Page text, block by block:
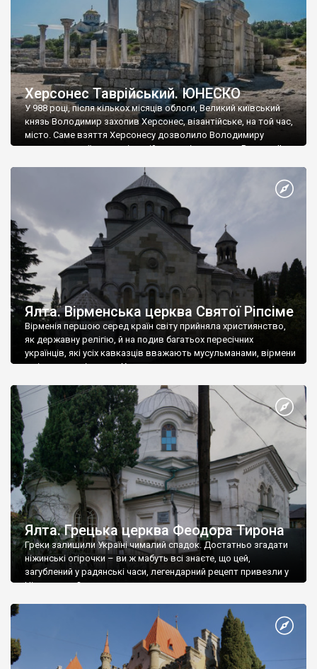
Херсонес Таврійський. ЮНЕСКО
У 988 році, після кількох місяців облоги, Великий київський
князь Володимир захопив Херсонес, візантійське, на той час,
місто. Саме взяття Херсонесу дозволило Володимиру
диктувати свої умови візантійському імператору Василю ІІ, та
Херсонесі Володимир-язичник, став Василем-християнином.
А потім було Хрещення Русі. На честь Херсонесу Таврійського
Ялта. Вірменська церква Святої Ріпсіме
Вірменія першою серед країн світу прийняла християнство,
як державну релігію, й на подив багатьох пересічних
українців, які усіх кавказців вважають мусульманами, вірмени
є відданими вірянами Христа
Ялта. Грецька церква Феодора Тирона
Греки залишили Україні чималий спадок. Достатньо згадати
ніжинські огірочки – ви ж мабуть всі знаєте, що цей,
загублений у радянські часи, легендарний рецепт привезли у
Ніжин греки?